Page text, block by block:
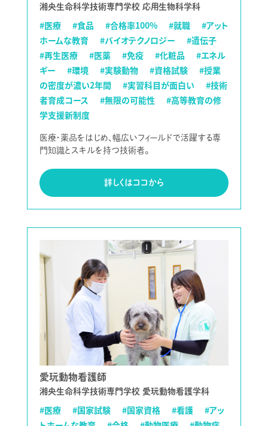
湘央生命科学技術専門学校 応用生物科学科
#医療 #食品 #合格率100% #就職
#アット
ホームな教育
#バイオテクノロジー
#遺伝子
#再生医療
#医薬 #免疫 #化粧品
#エネル
ギー
#環境 #実験動物 #資格試験
#授業
の密度が濃い2年間
#実習科目が面白い
#技術
者育成コース
#無限の可能性
#高等教育の修
学支援新制度
医療・薬品をはじめ、幅広いフィールドで活躍する専
門知識とスキルを持つ技術者。
詳しくはココから
愛玩動物看護師
湘央生命科学技術専門学校 愛玩動物看護学科
#医療 #国家試験 #国家資格 #看護
#アッ